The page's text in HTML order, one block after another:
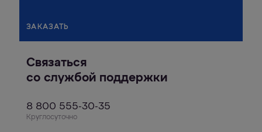
ЗАКАЗАТЬ
Связаться
со службой поддержки
8 800 555-30-35
Круглосуточно